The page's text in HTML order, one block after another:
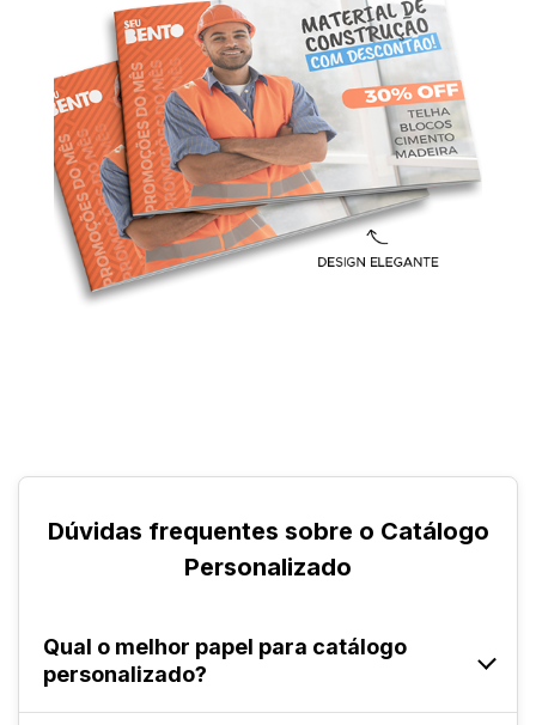
Dúvidas frequentes sobre o Catálogo
Personalizado
Qual o melhor papel para catálogo
personalizado?